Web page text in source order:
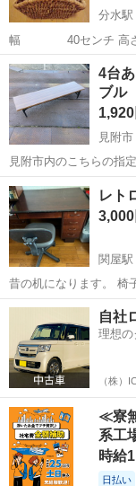
分水駅
幅 40センチ 高さ
にご理解いただける方
新潟 燕市 分
4台
ブル
1,920
見附市
見附市内のこちらの指
内の方は配達無料です
入意思がハッキリして
新潟 見附市 オ
レト
3,000
関屋駅
昔の机になります。 椅
W1050
新潟 新潟市 関
自社
理想の
（株）
≪寮
系工
時給
日払い